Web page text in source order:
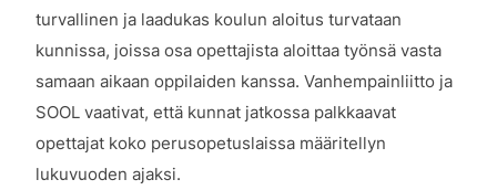
turvallinen ja laadukas koulun aloitus turvataan
kunnissa, joissa osa opettajista aloittaa työnsä vasta
samaan aikaan oppilaiden kanssa. Vanhempainliitto ja
SOOL vaativat, että kunnat jatkossa palkkaavat
opettajat koko perusopetuslaissa määritellyn
lukuvuoden ajaksi.